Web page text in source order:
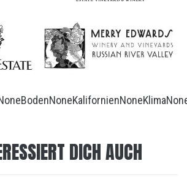
BodenNoneKalifornienNoneKlima
DICH AUCH